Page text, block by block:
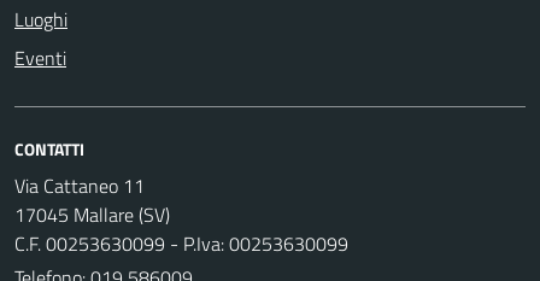
Luoghi
Eventi
CONTATTI
Via Cattaneo 11
17045 Mallare (SV)
C.F. 00253630099 - P.Iva: 00253630099